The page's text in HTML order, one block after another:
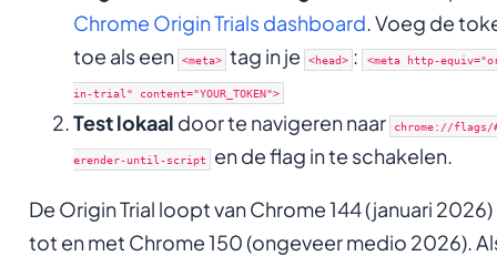
Chrome Origin Trials dashboard. Voeg de
toe als een <meta> tag in je <head> : <meta http-
in-trial" content="YOUR_TOKEN">
Test lokaal door te navigeren naar chrome://flags/
erender-until-script en de flag in te schakelen.
De Origin Trial loopt van Chrome 144 (januari 2026)
tot en met Chrome 150 (ongeveer medio 2026).